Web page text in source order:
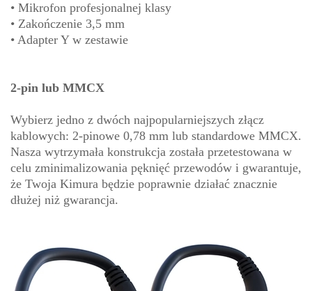
• Mikrofon profesjonalnej klasy
• Zakończenie 3,5 mm
• Adapter Y w zestawie
2-pin lub MMCX
Wybierz jedno z dwóch najpopularniejszych złącz
kablowych: 2-pinowe 0,78 mm lub standardowe MMCX.
Nasza wytrzymała konstrukcja została przetestowana w
celu zminimalizowania pęknięć przewodów i gwarantuje,
że Twoja Kimura będzie poprawnie działać znacznie
dłużej niż gwarancja.